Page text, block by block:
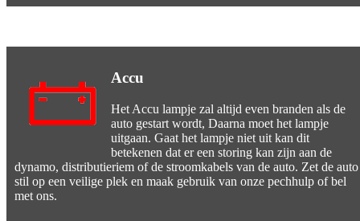
Accu
Het Accu lampje zal altijd even branden als de
auto gestart wordt, Daarna moet het lampje
uitgaan. Gaat het lampje niet uit kan dit
betekenen dat er een storing kan zijn aan de
dynamo, distributieriem of de stroomkabels van de auto. Zet de auto
stil op een veilige plek en maak gebruik van onze pechhulp of bel
met ons.